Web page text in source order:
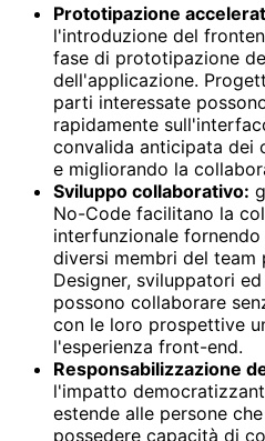
Prototipazione
l'introduzione del
fase di prototipazione
dell'applicazione.
parti interessate
rapidamente
convalida anticipata dei
e migliorando la
Sviluppo collaborativo:
No-Code facilitano la
interfunzionale
diversi membri del team
Designer, sviluppatori
possono collaborare
con le loro prospettive
l'esperienza front-end.
Responsabilizzazione
l'impatto
estende alle persone
possedere capacità di